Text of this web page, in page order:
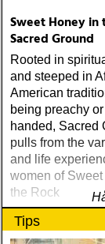
Sweet Honey in
Sacred Ground
Rooted in
and steeped in
American
being preachy
handed, Sacred
pulls from the
and life
women of
the Rock
Tips